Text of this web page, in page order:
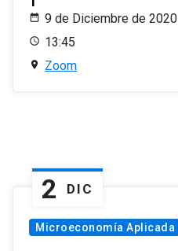
9 de Diciembre de 2020
13:45
Zoom
2 DIC
Microeconomía Aplicada